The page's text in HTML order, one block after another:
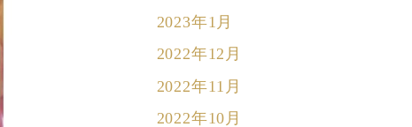
2023年1月
2022年12月
2022年11月
2022年10月